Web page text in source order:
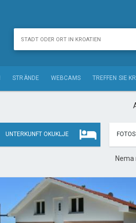
STRÄNDE WEBCAMS TREFFEN SIE
UNTERKUNFT OKUKLJE